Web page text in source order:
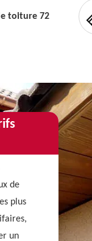
toiture 72
de
plus
un